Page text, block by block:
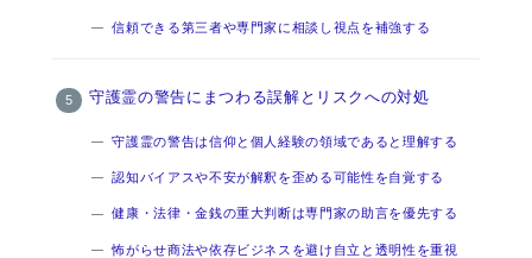
信頼できる第三者や専門家に相談し視点を補強する
守護霊の警告にまつわる誤解とリスクへの対処
守護霊の警告は信仰と個人経験の領域であると理解する
認知バイアスや不安が解釈を歪める可能性を自覚する
健康・法律・金銭の重大判断は専門家の助言を優先する
怖がらせ商法や依存ビジネスを避け自立と透明性を重視